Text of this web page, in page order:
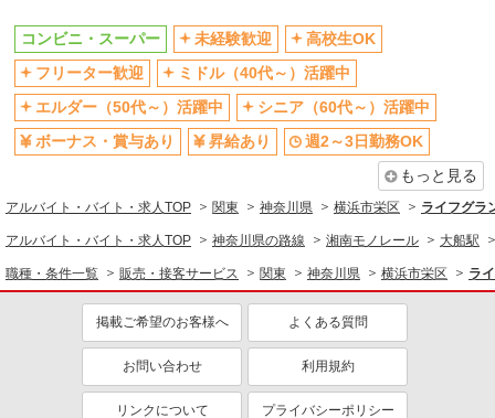
ミドル（40代～）活躍中
ボーナス・賞与あり
週2～3日勤務OK
扶養内勤務OK
交通費支給
コンビニ・スーパー 未経験歓迎
高校生OK
フリーター歓迎
ミドル（40代～）活躍中
エルダー（50代～）活躍中
シニア（60代～）活躍中
ボーナス・賞与あり
昇給あり
週2～3日勤務OK
もっと見る
アルバイト・バイト・求人TOP 関東 神奈川県 横浜市栄区 ライフグラ
アルバイト・バイト・求人TOP 神奈川県の路線 湘南モノレール 大船駅
職種・条件一覧 販売・接客サービス 関東 神奈川県 横浜市栄区 ラ
掲載ご希望のお客様へ よくある質問
お問い合わせ 利用規約
リンクについて プライバシーポリシー